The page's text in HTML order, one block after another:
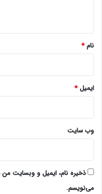
نام*
ایمیل*
وب‌ سایت
ذخیره نام، ایمیل و وبسایت من
می‌نویسم.